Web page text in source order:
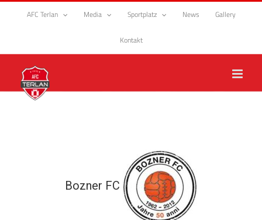
Zum
AFC Terlan Media Sportplatz News Gallery
Kontakt
Bozner FC